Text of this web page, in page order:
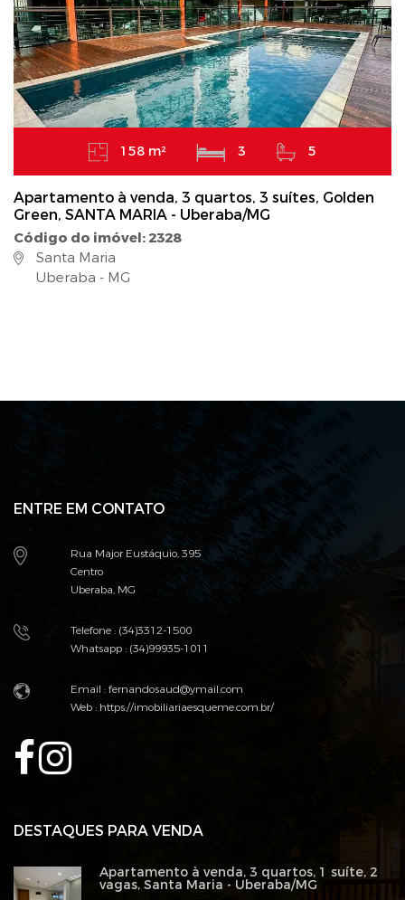
158 m² 3 5
Apartamento à venda, 3 quartos, 3 suítes, Golden
Green, SANTA MARIA - Uberaba/MG
Código do imóvel: 2328
Santa Maria
Uberaba - MG
ENTRE EM CONTATO
Rua Major Eustáquio, 395
Centro
Uberaba, MG
Telefone : (34)3312-1500
Whatsapp : (34)99935-1011
Email : fernandosaud@ymail.com
Web :https://imobiliariaesqueme.com.br/
DESTAQUES PARA VENDA
Apartamento à venda, 3 quartos, 1 suíte, 2
vagas, Santa Maria - Uberaba/MG